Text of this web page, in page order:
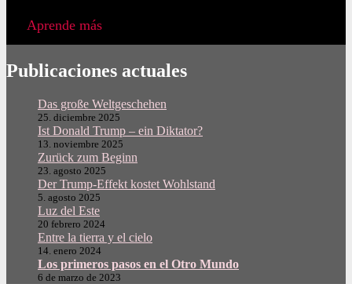
Aprende más
Publicaciones actuales
Das große Weltgeschehen
25. diciembre 2025
Ist Donald Trump – ein Diktator?
13. noviembre 2025
Zurück zum Beginn
23. agosto 2025
Der Trump-Effekt kostet Wohlstand
5. agosto 2025
Luz del Este
20 febrero 2024
Entre la tierra y el cielo
14. enero 2024
Los primeros pasos en el Otro Mundo
6 de marzo de 2023